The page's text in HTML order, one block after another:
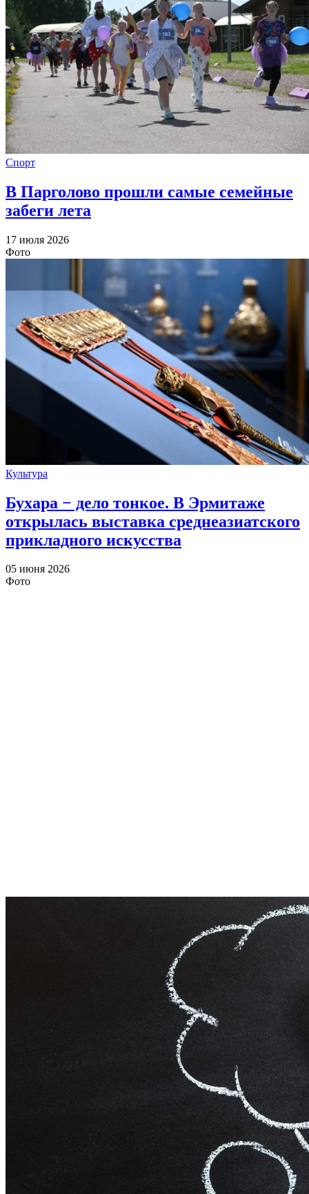
Спорт
В Парголово прошли самые семейные
забеги лета
17 июля 2026
Фото
Культура
Бухара − дело тонкое. В Эрмитаже
открылась выставка среднеазиатского
прикладного искусства
05 июня 2026
Фото